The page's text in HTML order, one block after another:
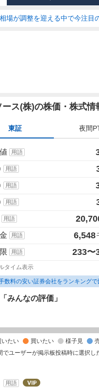
場が調整を迎える中で今注目
ース(株)の株価・株式情
東証 夜間
用語
用語
用語
用語
用語
用語 6,548
用語 233〜
タイム表示
数料の安い証券会社をランキングで
みんなの評価」
いたい 買いたい 様子見
でユーザーが掲示板投稿時に選択し
用語